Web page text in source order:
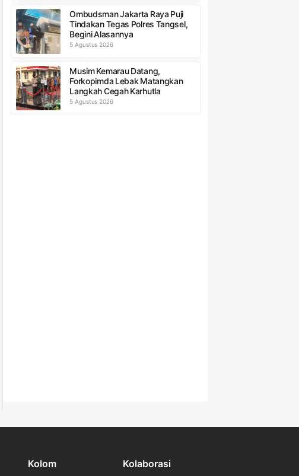
Ombudsman Jakarta Raya Puji
Tindakan Tegas Polres Tangsel,
Begini Alasannya
5 Agustus 2026
Musim Kemarau Datang,
Forkopimda Lebak Matangkan
Langkah Cegah Karhutla
5 Agustus 2026
Kolom Kolaborasi